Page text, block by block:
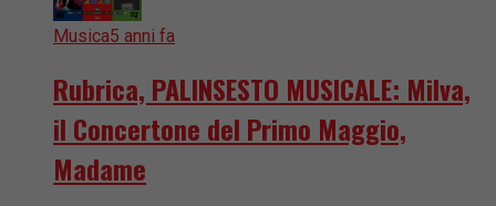
Musica5 anni fa
Rubrica, PALINSESTO MUSICALE: Milva,
il Concertone del Primo Maggio,
Madame